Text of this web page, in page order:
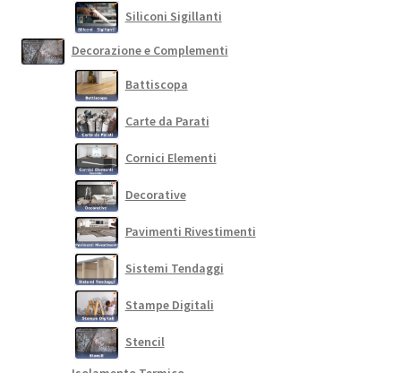
Siliconi Sigillanti
Decorazione e Complementi
Battiscopa
Carte da Parati
Cornici Elementi
Decorative
Pavimenti Rivestimenti
Sistemi Tendaggi
Stampe Digitali
Stencil